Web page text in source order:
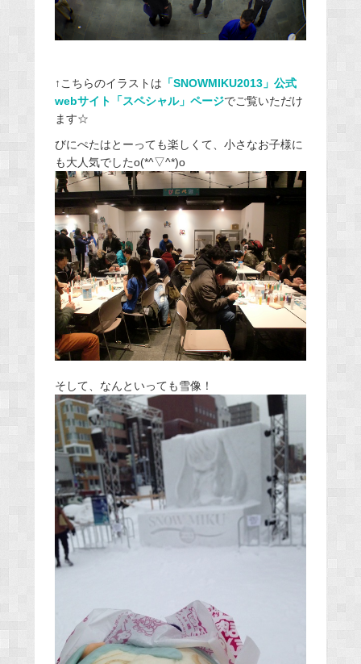
↑こちらのイラストは 「SNOWMIKU2013」公式
webサイト「スペシャル」ページでご覧いただけ
ます☆
びにぺたはとーっても楽しくて、小さなお子様に
も大人気でしたo(*^▽^*)o
そして、なんといっても雪像！